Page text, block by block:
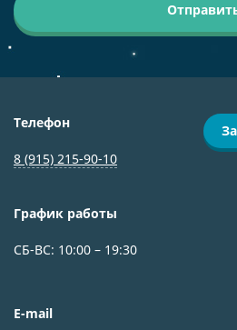
Телефон
8 (915) 215-90-10
График работы
СБ-ВС: 10:00 – 19:30
E-mail